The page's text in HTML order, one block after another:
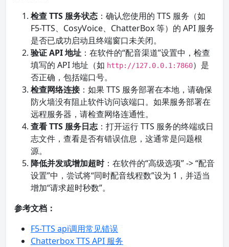
检查 TTS 服务状态 ：确认您使用的 TTS 服务（如
F5-TTS、CosyVoice、ChatterBox 等）的 API 服务
是否已成功启动且终端窗口未关闭。
验证 API 地址 ：在软件的“配音渠道”设置中，检查
填写的 API 地址（如 http://127.0.0.1:7860）是
否正确，包括端口号。
检查网络连接：如果 TTS 服务部署在本地，请确保
防火墙没有阻止软件访问该端口。如果服务部署在
远程服务器，请检查网络连通性。
查看 TTS 服务日志：打开运行 TTS 服务的终端或日
志文件，查看是否有错误信息，这通常是问题根
源。
降低并发或增加超时：在软件的“高级选项” -> “配音
设置”中，尝试将“同时配音线程数”设为 1，并适当
增加“请求超时秒数”。
参考文档：
F5-TTS api调用常见错误
Chatterbox TTS API 服务